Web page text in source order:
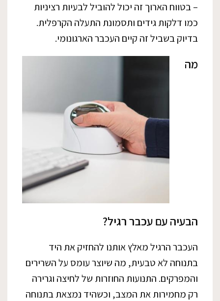
– בטווח הארוך זה יכול להוביל לבעיות רציניות
כמו דלקות גידים ותסמונת התעלה הקרפלית.
בדיוק בשביל זה קיים העכבר הארגונומי.
מה
הבעיה עם עכבר רגיל?
העכבר הרגיל מאלץ אותנו להחזיק את היד
בתנוחה לא טבעית, מה שיוצר עומס על השרירים
והמפרקים. התנועות החוזרות של לחיצה וגרירה
רק מחמירות את המצב, וכשהיד נמצאת בתנוחה